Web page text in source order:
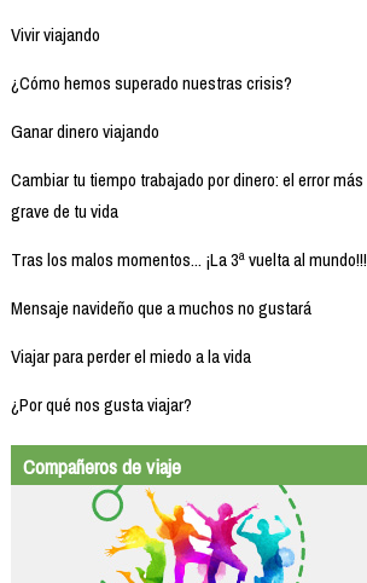
Vivir viajando
¿Cómo hemos superado nuestras crisis?
Ganar dinero viajando
Cambiar tu tiempo trabajado por dinero: el error más
grave de tu vida
Tras los malos momentos... ¡La 3ª vuelta al mundo!!!
Mensaje navideño que a muchos no gustará
Viajar para perder el miedo a la vida
¿Por qué nos gusta viajar?
Compañeros de viaje